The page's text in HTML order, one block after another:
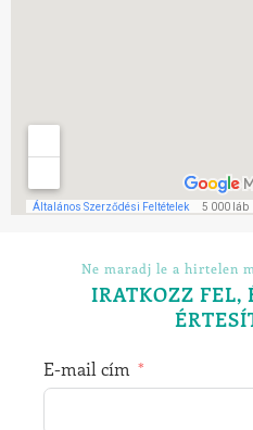
Ne maradj le a hirtelen
IRATKOZZ FEL,
E-mail cím